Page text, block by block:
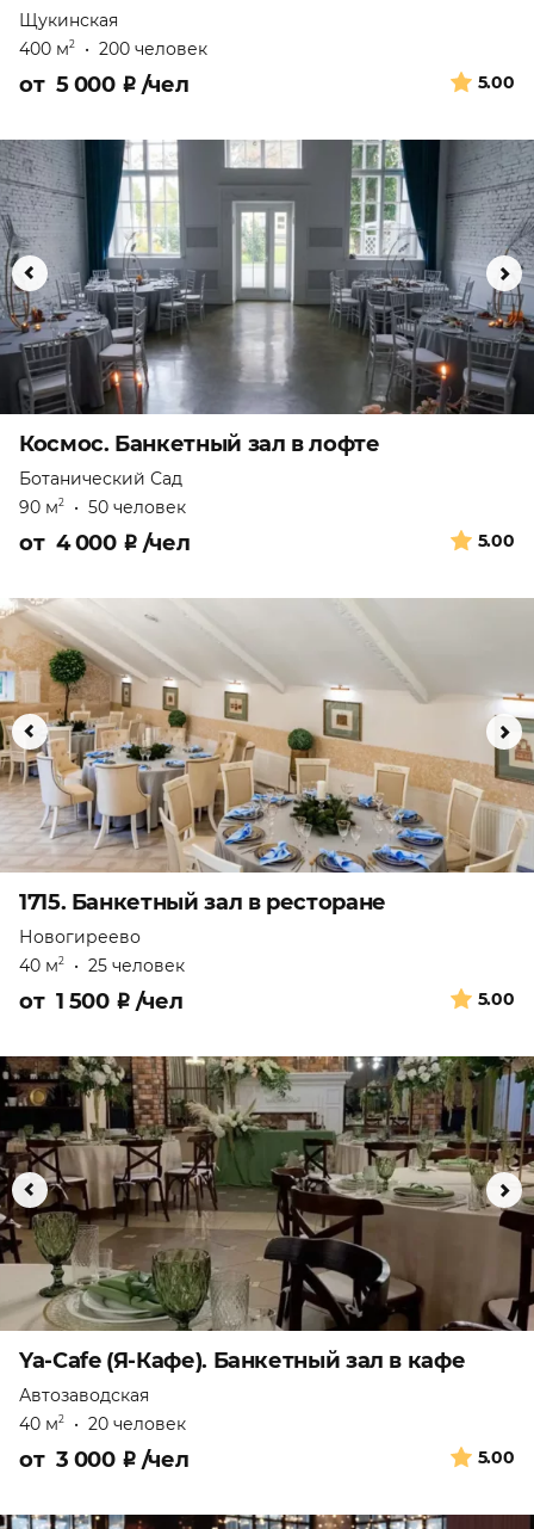
Щукинская
400 м2 • 200 человек
5.00
от 5 000 ₽ /чел
Космос. Банкетный зал в лофте
Ботанический Сад
90 м2 • 50 человек
5.00
от 4 000 ₽ /чел
1715. Банкетный зал в ресторане
Новогиреево
40 м2 • 25 человек
5.00
от 1 500 ₽ /чел
Ya-Cafe (Я-Кафе). Банкетный зал в кафе
Автозаводская
40 м2 • 20 человек
5.00
от 3 000 ₽ /чел